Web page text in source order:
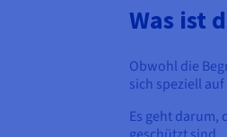
Was ist
Obwohl die
sich speziell
Es geht